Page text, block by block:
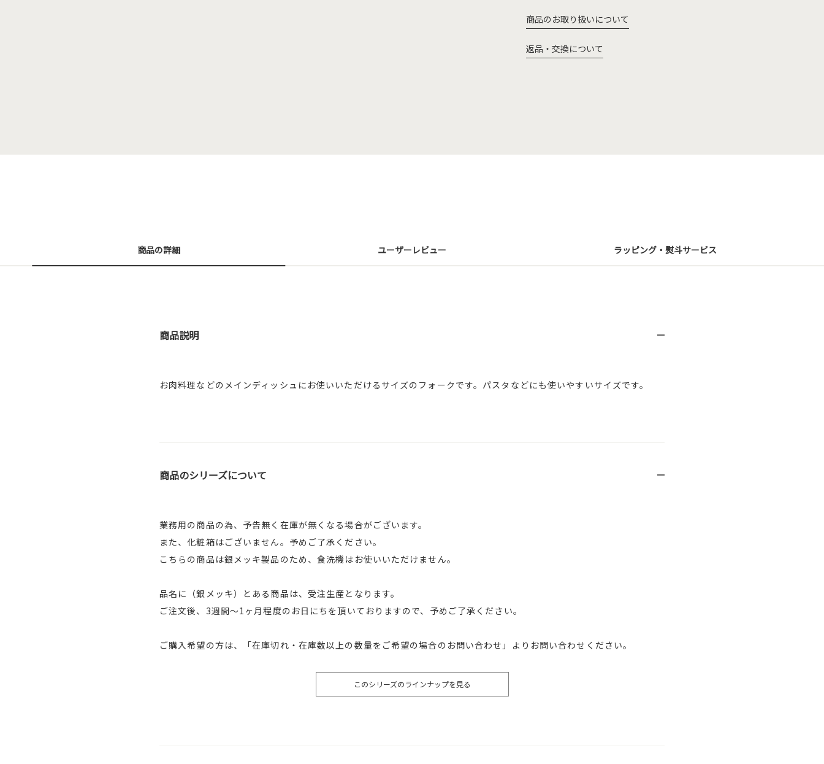
商品のお取り扱いについて
返品・交換について
商品の詳細 ユーザーレビュー ラッピング・熨斗サービス
商品説明
お肉料理などのメインディッシュにお使いいただけるサイズのフォークです。パスタなどにも使いやすいサイズです。
商品のシリーズについて
業務用の商品の為、予告無く在庫が無くなる場合がございます。
また、化粧箱はございません。予めご了承ください。
こちらの商品は銀メッキ製品のため、食洗機はお使いいただけません。
品名に（銀メッキ）とある商品は、受注生産となります。
ご注文後、3週間～1ヶ月程度のお日にちを頂いておりますので、予めご了承ください。
ご購入希望の方は、「在庫切れ・在庫数以上の数量をご希望の場合のお問い合わせ」よりお問い合わせください。
このシリーズのラインナップを見る